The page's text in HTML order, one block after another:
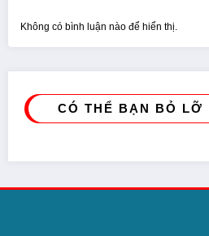
Không có bình luận nào để hiển thị.
CÓ THỂ BẠN BỎ LỠ